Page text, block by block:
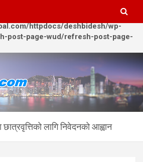
array offset on value of type bool in
httpdocs/deshbidesh/wp-
post-page-wud/refresh-post-page-
– हङकङबाट
नेपाली अनलाईन
nepal, hk nepal com
छात्रवृत्तिको लागि निवेदनको आह्वान